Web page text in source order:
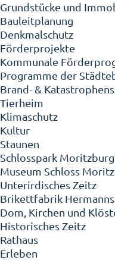
Grundstücke und
Bauleitplanung
Denkmalschutz
Förderprojekte
Kommunale
Programme der
Brand- &
Tierheim
Klimaschutz
Kultur
Staunen
Schlosspark
Museum Schloss
Unterirdisches Zeitz
Brikettfabrik
Dom, Kirchen und
Historisches Zeitz
Rathaus
Erleben